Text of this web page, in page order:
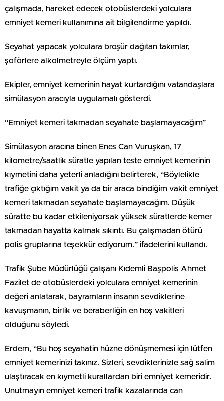
çalışmada, hareket edecek otobüslerdeki yolculara
emniyet kemeri kullanımına ait bilgilendirme yapıldı.
Seyahat yapacak yolculara broşür dağıtan takımlar,
şoförlere alkolmetreyle ölçüm yaptı.
Ekipler, emniyet kemerinin hayat kurtardığını vatandaşlara
simülasyon aracıyla uygulamalı gösterdi.
“Emniyet kemeri takmadan seyahate başlamayacağım”
Simülasyon aracına binen Enes Can Vuruşkan, 17
kilometre/saatlik süratle yapılan teste emniyet kemerinin
kıymetini daha yeterli anladığını belirterek, “Böylelikle
trafiğe çıktığım vakit ya da bir araca bindiğim vakit emniyet
kemeri takmadan seyahate başlamayacağım. Düşük
süratte bu kadar etkileniyorsak yüksek süratlerde kemer
takmadan hayatta kalmak sıkıntı. Bu çalışmadan ötürü
polis gruplarına teşekkür ediyorum.” ifadelerini kullandı.
Trafik Şube Müdürlüğü çalışanı Kıdemli Başpolis Ahmet
Fazilet de otobüslerdeki yolculara emniyet kemerinin
değeri anlatarak, bayramların insanın sevdiklerine
kavuşmanın, birlik ve beraberliğin en hoş vakitleri
olduğunu söyledi.
Erdem, “Bu hoş seyahatin hüzne dönüşmemesi için lütfen
emniyet kemerinizi takınız. Sizleri, sevdiklerinizle sağ salim
ulaştıracak en kıymetli kurallardan biri emniyet kemeridir.
Unutmayın emniyet kemeri trafik kazalarında can